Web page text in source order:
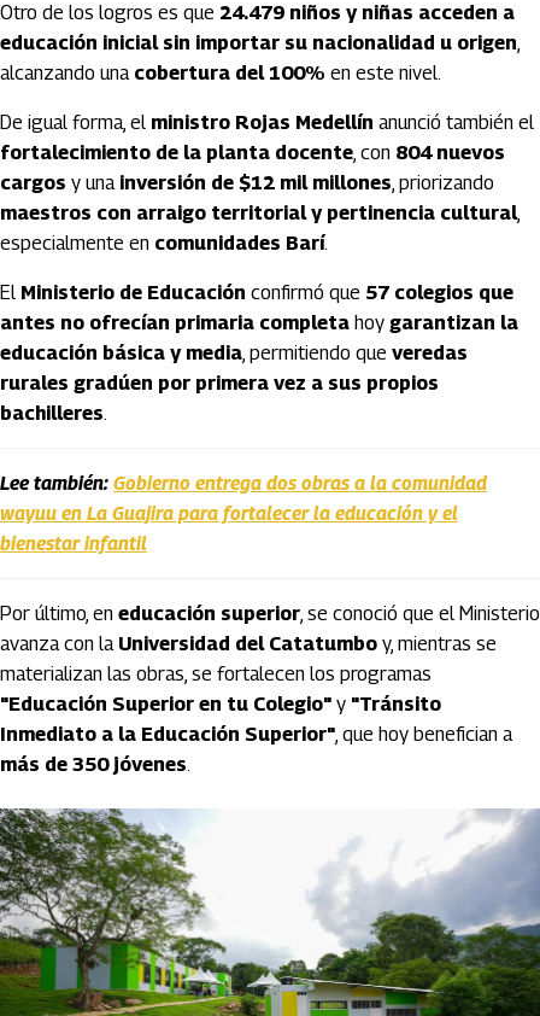
Otro de los logros es que 24.479 niños y niñas acceden a
educación inicial sin importar su nacionalidad u origen,
alcanzando una cobertura del 100% en este nivel.
De igual forma, el ministro Rojas Medellín anunció también el
fortalecimiento de la planta docente, con 804 nuevos
cargos y una inversión de $12 mil millones, priorizando
maestros con arraigo territorial y pertinencia cultural,
especialmente en comunidades Barí.
El Ministerio de Educación confirmó que 57 colegios que
antes no ofrecían primaria completa hoy garantizan la
educación básica y media, permitiendo que veredas
rurales gradúen por primera vez a sus propios
bachilleres.
Lee también: Gobierno entrega dos obras a la comunidad
wayuu en La Guajira para fortalecer la educación y el
bienestar infantil
Por último, en educación superior, se conoció que el Ministerio
avanza con la Universidad del Catatumbo y, mientras se
materializan las obras, se fortalecen los programas
"Educación Superior en tu Colegio" y "Tránsito
Inmediato a la Educación Superior", que hoy benefician a
más de 350 jóvenes.